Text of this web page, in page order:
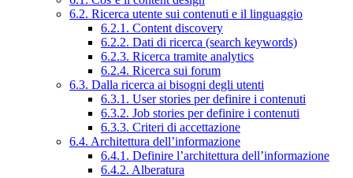
6.2. Ricerca utente sui contenuti e il linguaggio
6.2.1. Content discovery
6.2.2. Dati di ricerca (search keywords)
6.2.3. Ricerca tramite analytics
6.2.4. Ricerca sui forum
6.3. Dalla ricerca ai bisogni degli utenti
6.3.1. User stories per definire i contenuti
6.3.2. Job stories per definire i contenuti
6.3.3. Criteri di accettazione
6.4. Architettura dell’informazione
6.4.1. Definire l’architettura dell’informazione
6.4.2. Alberatura